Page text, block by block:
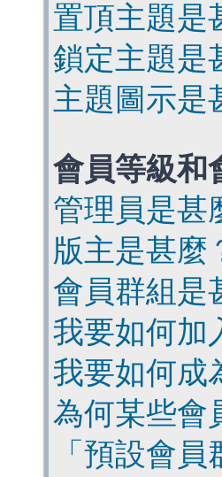
置頂主題是
鎖定主題是
主題圖示是
會員等級和
管理員是甚
版主是甚麼
會員群組是
我要如何加
我要如何成
為何某些會
「預設會